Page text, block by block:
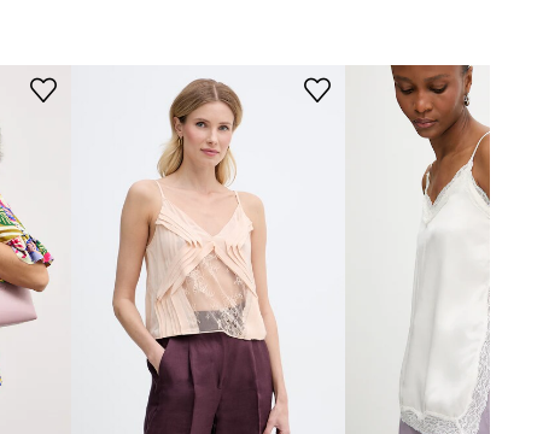
wzrostu i ma na sobie rozmiar S.
Rozmiarówka standardowa
Zalecamy wybór rozmiaru, jaki nosisz
zazwyczaj.
Tabela rozmiarów